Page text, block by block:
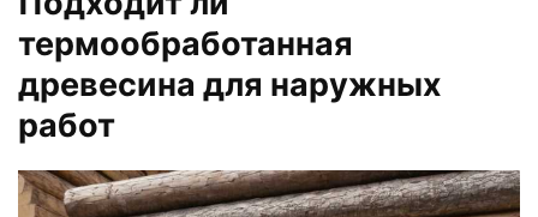
термообработанная
древесина для наружных
работ